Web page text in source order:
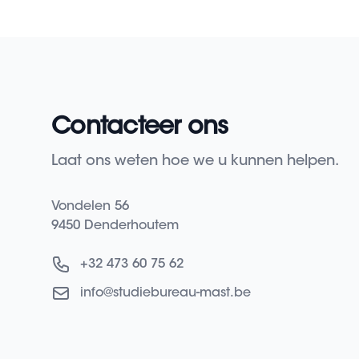
Contacteer ons
Laat ons weten hoe we u kunnen helpen.
Adres
Vondelen 56
9450 Denderhoutem
Telefoon+32 473 60 75 62
E-mailinfo@studiebureau-mast.be